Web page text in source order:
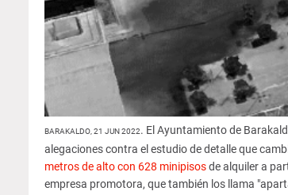
BARAKALDO, 21 JUN 2022. El Ayuntamiento de
alegaciones contra el estudio de detalle que
metros de alto con 628 minipisosde alquiler a
empresa promotora, que también los llama